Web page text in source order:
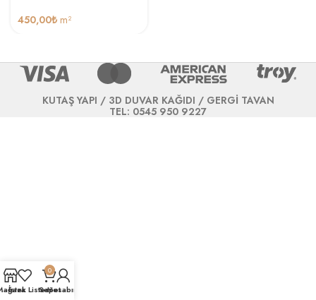
450,00₺ m²
KUTAŞ YAPI / 3D DUVAR KAĞIDI / GERGİ TAVAN
TEL: 0545 950 9227
İstek Listesi
0
Sepet
Hesabım